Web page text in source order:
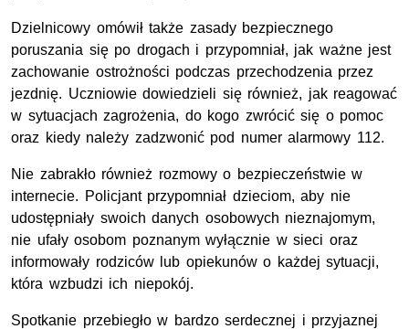
Dzielnicowy omówił także zasady bezpiecznego
poruszania się po drogach i przypomniał, jak ważne jest
zachowanie ostrożności podczas przechodzenia przez
jezdnię. Uczniowie dowiedzieli się również, jak reagować
w sytuacjach zagrożenia, do kogo zwrócić się o pomoc
oraz kiedy należy zadzwonić pod numer alarmowy 112.
Nie zabrakło również rozmowy o bezpieczeństwie w
internecie. Policjant przypomniał dzieciom, aby nie
udostępniały swoich danych osobowych nieznajomym,
nie ufały osobom poznanym wyłącznie w sieci oraz
informowały rodziców lub opiekunów o każdej sytuacji,
która wzbudzi ich niepokój.
Spotkanie przebiegło w bardzo serdecznej i przyjaznej